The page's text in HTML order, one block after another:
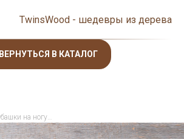
TwinsWood - шедевры из дерева
ВЕРНУТЬСЯ В КАТАЛОГ
Подтяжки для рубашки на ногу. Набедренные невидимые подтяжки скрытого ношения для натяжения рубахи